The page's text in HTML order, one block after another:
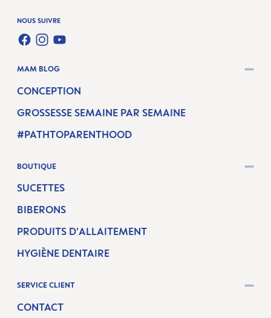
NOUS SUIVRE
FACEBOOK
INSTAGRAM
YOUTUBE
MAM BLOG
CONCEPTION
GROSSESSE SEMAINE PAR SEMAINE
#PATHTOPARENTHOOD
BOUTIQUE
SUCETTES
BIBERONS
PRODUITS D'ALLAITEMENT
HYGIÈNE DENTAIRE
SERVICE CLIENT
CONTACT